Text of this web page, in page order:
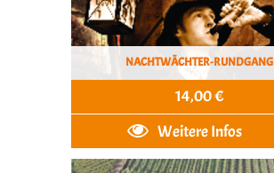
NACHTWÄCHTER-RUNDGANG
14,00 €
Weitere Infos